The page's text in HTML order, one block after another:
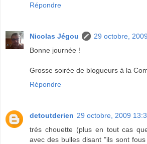
Répondre
Nicolas Jégou
29 octobre,
Bonne journée !
Grosse soirée de blogueurs à la
Répondre
detoutderien 29 octobre, 2009
trés chouette (plus en tout cas
avec des bulles disant "ils sont